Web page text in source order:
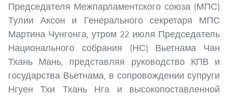
Председателя Межпарламентского союза (МПС)
Тулии Аксон и Генерального секретаря МПС
Мартина Чунгонга, утром 22 июля Председатель
Национального собрания (НС) Вьетнама Чан
Тхань Мань, представляя руководство КПВ и
государства Вьетнама, в сопровождении супруги
Нгуен Тхи Тхань Нга и высокопоставленной